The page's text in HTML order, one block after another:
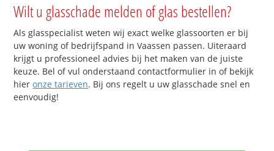
Wilt u glasschade melden of glas bestellen?
Als glasspecialist weten wij exact welke glassoorten er bij
uw woning of bedrijfspand in Vaassen passen. Uiteraard
krijgt u professioneel advies bij het maken van de juiste
keuze. Bel of vul onderstaand contactformulier in of bekijk
hieronze tarieven. Bij ons regelt u uw glasschade snel en
eenvoudig!